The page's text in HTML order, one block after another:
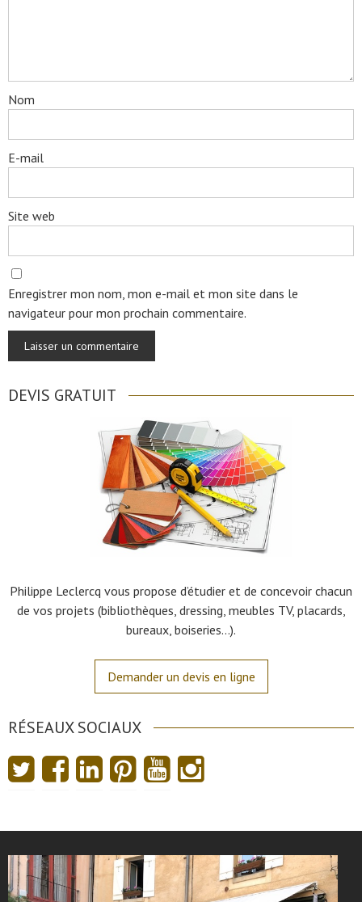
Nom
E-mail
Site web
Enregistrer mon nom, mon e-mail et mon site dans le
navigateur pour mon prochain commentaire.
DEVIS GRATUIT
Philippe Leclercq vous propose d’étudier et de concevoir chacun
de vos projets (bibliothèques, dressing, meubles TV, placards,
bureaux, boiseries…).
Demander un devis en ligne
RÉSEAUX SOCIAUX